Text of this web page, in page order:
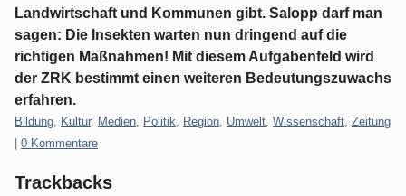
Landwirtschaft und Kommunen gibt. Salopp darf man
sagen: Die Insekten warten nun dringend auf die
richtigen Maßnahmen! Mit diesem Aufgabenfeld wird
der ZRK bestimmt einen weiteren Bedeutungszuwachs
erfahren.
Kategorien:
Bildung Kultur, Medien Politik Region Umwelt Wissenschaft Zeitung
0 Kommentare
Trackbacks